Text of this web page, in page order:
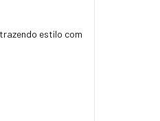
estilo com